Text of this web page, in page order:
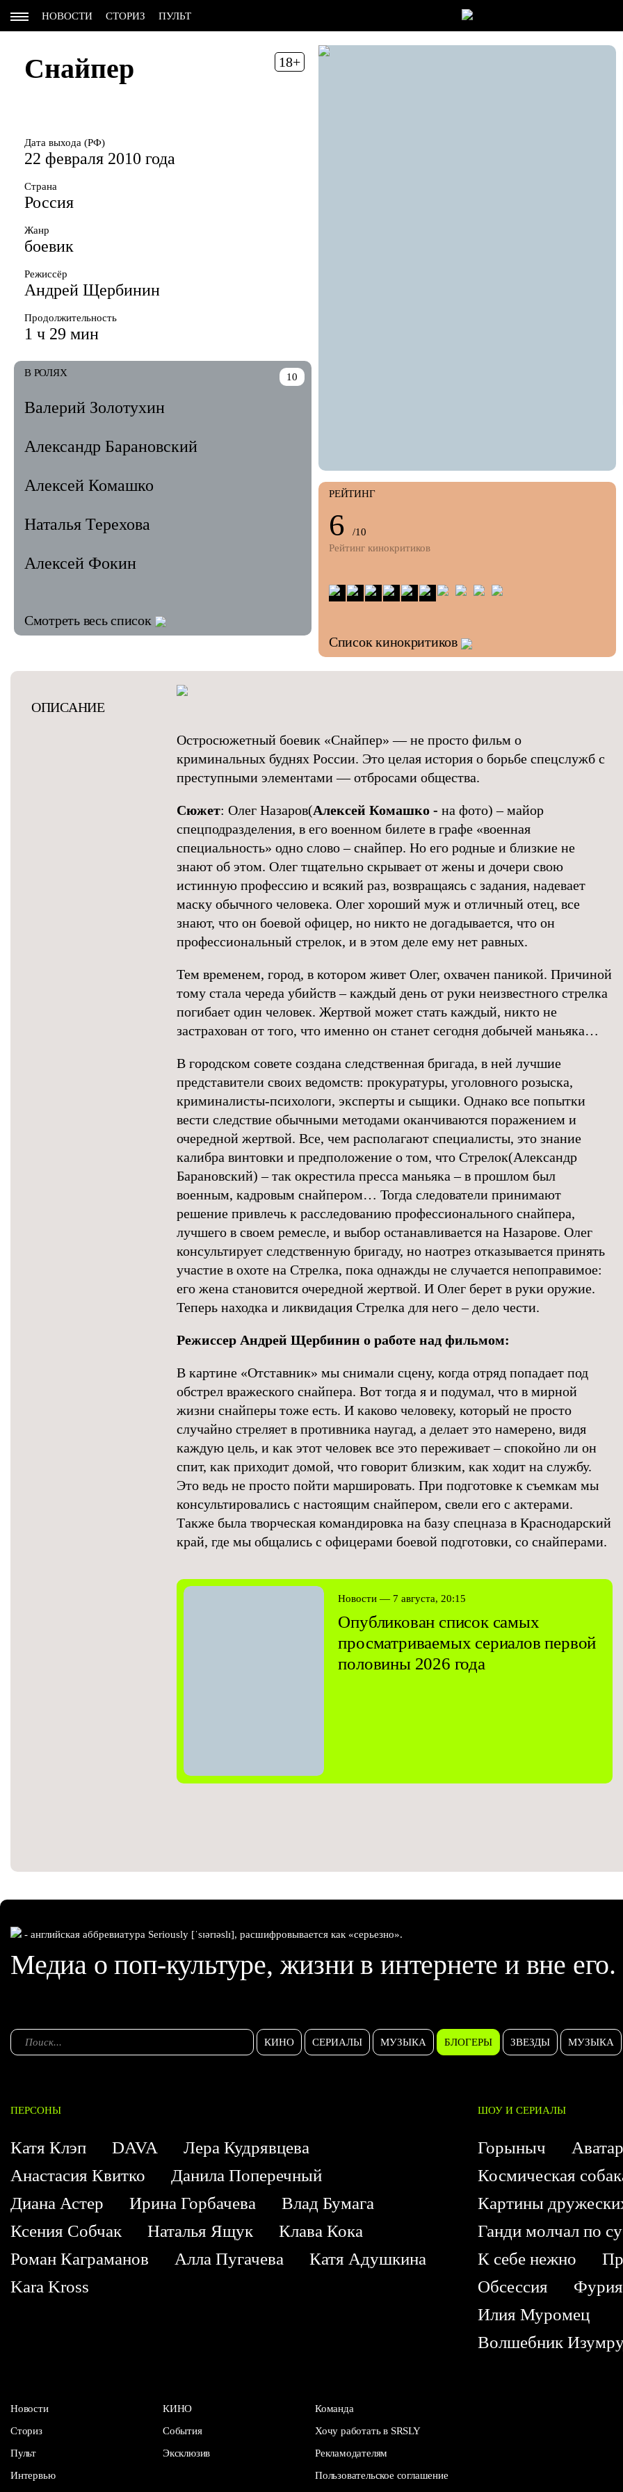
НОВОСТИ СТОРИЗ ПУЛЬТ
18+
Снайпер
Дата выхода (РФ)
22 февраля 2010 года
Страна
Россия
Жанр
боевик
Режиссёр
Андрей Щербинин
Продолжительность
1 ч 29 мин
10
В РОЛЯХ
Валерий Золотухин
Александр Барановский
Алексей Комашко
Наталья Терехова
Алексей Фокин
Смотреть весь список
РЕЙТИНГ
6
/10
Рейтинг кинокритиков
Список кинокритиков
ОПИСАНИЕ
Остросюжетный боевик «Снайпер» — не просто фильм о
криминальных буднях России. Это целая история о борьбе спецслужб с
преступными элементами — отбросами общества.
Сюжет: Олег Назаров(Алексей Комашко - на фото) – майор
спецподразделения, в его военном билете в графе «военная
специальность» одно слово – снайпер. Но его родные и близкие не
знают об этом. Олег тщательно скрывает от жены и дочери свою
истинную профессию и всякий раз, возвращаясь с задания, надевает
маску обычного человека. Олег хороший муж и отличный отец, все
знают, что он боевой офицер, но никто не догадывается, что он
профессиональный стрелок, и в этом деле ему нет равных.
Тем временем, город, в котором живет Олег, охвачен паникой. Причиной
тому стала череда убийств – каждый день от руки неизвестного стрелка
погибает один человек. Жертвой может стать каждый, никто не
застрахован от того, что именно он станет сегодня добычей маньяка…
В городском совете создана следственная бригада, в ней лучшие
представители своих ведомств: прокуратуры, уголовного розыска,
криминалисты-психологи, эксперты и сыщики. Однако все попытки
вести следствие обычными методами оканчиваются поражением и
очередной жертвой. Все, чем располагают специалисты, это знание
калибра винтовки и предположение о том, что Стрелок(Александр
Барановский) – так окрестила пресса маньяка – в прошлом был
военным, кадровым снайпером… Тогда следователи принимают
решение привлечь к расследованию профессионального снайпера,
лучшего в своем ремесле, и выбор останавливается на Назарове. Олег
консультирует следственную бригаду, но наотрез отказывается принять
участие в охоте на Стрелка, пока однажды не случается непоправимое:
его жена становится очередной жертвой. И Олег берет в руки оружие.
Теперь находка и ликвидация Стрелка для него – дело чести.
Режиссер Андрей Щербинин о работе над фильмом:
В картине «Отставник» мы снимали сцену, когда отряд попадает под
обстрел вражеского снайпера. Вот тогда я и подумал, что в мирной
жизни снайперы тоже есть. И каково человеку, который не просто
случайно стреляет в противника наугад, а делает это намерено, видя
каждую цель, и как этот человек все это переживает – спокойно ли он
спит, как приходит домой, что говорит близким, как ходит на службу.
Это ведь не просто пойти маршировать. При подготовке к съемкам мы
консультировались с настоящим снайпером, свели его с актерами.
Также была творческая командировка на базу спецназа в Краснодарский
край, где мы общались с офицерами боевой подготовки, со снайперами.
Новости — 7 августа, 20:15
Опубликован список самых
просматриваемых сериалов первой
половины 2026 года
- английская аббревиатура Seriously [ˈsɪərɪəslɪ], расшифровывается как «серьезно».
Медиа о поп-культуре, жизни в интернете и вне его.
КИНО СЕРИАЛЫ МУЗЫКА БЛОГЕРЫ ЗВЕЗДЫ МУЗЫКА
ПЕРСОНЫ
Катя Клэп DAVA
Лера Кудрявцева
Анастасия Квитко
Данила Поперечный
Диана Астер
Ирина Горбачева
Влад Бумага
Ксения Собчак
Наталья Ящук
Клава Кока
Роман Каграманов
Алла Пугачева
Катя Адушкина
Kara Kross
ШОУ И СЕРИАЛЫ
Горыныч
Космическая
Картины
Ганди молчал по
К себе нежно
Обсессия
Фурия
Илия Муромец
Волшебник
Новости
Сториз
Пульт
Интервью
КИНО
События
Эксклюзив
Команда
Хочу работать в SRSLY
Рекламодателям
Пользовательское соглашение